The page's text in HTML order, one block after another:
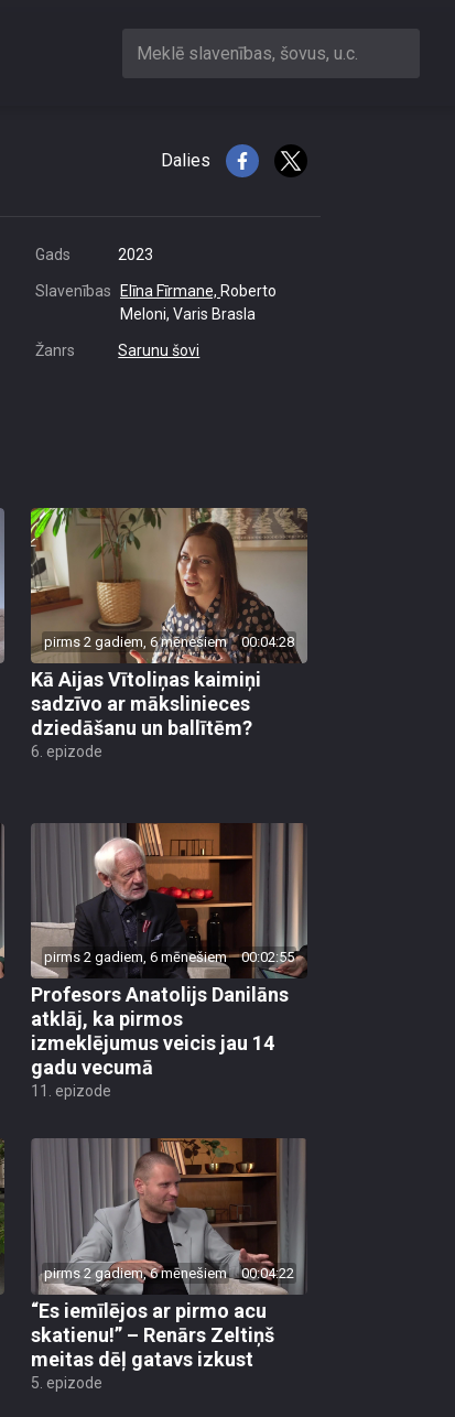
Meklē slavenības, šovus, u.c.
Dalies
Gads 2023
Slavenības Elīna Fīrmane, Roberto
Meloni, Varis Brasla
Žanrs Sarunu šovi
pirms 2 gadiem, 6 mēnešiem 00:04:28
Kā Aijas Vītoliņas kaimiņi
sadzīvo ar mākslinieces
dziedāšanu un ballītēm?
6. epizode
pirms 2 gadiem, 6 mēnešiem 00:02:55
Profesors Anatolijs Danilāns
atklāj, ka pirmos
izmeklējumus veicis jau 14
gadu vecumā
11. epizode
pirms 2 gadiem, 6 mēnešiem 00:04:22
“Es iemīlējos ar pirmo acu
skatienu!” – Renārs Zeltiņš
meitas dēļ gatavs izkust
5. epizode